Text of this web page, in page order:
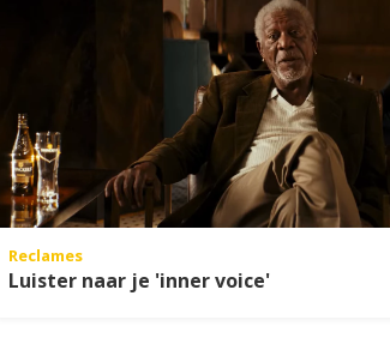
Reclames
Luister naar je 'inner voice'